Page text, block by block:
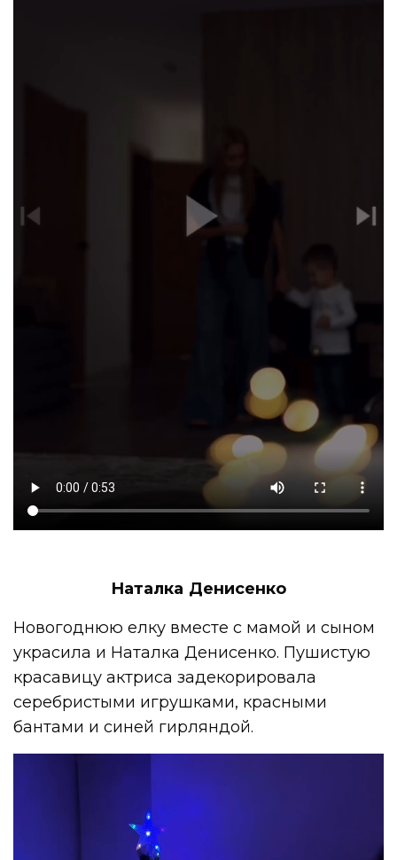
Наталка Денисенко
Новогоднюю елку вместе с мамой и сыном
украсила и Наталка Денисенко. Пушистую
красавицу актриса задекорировала
серебристыми игрушками, красными
бантами и синей гирляндой.